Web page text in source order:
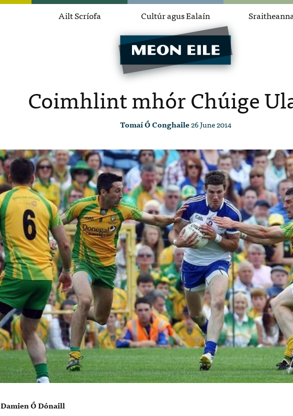
Ailt Scríofa Cultúr agus Ealaín
Coimhlint mhór Chúige
Tomaí Ó Conghaile26 June 2014
Damien Ó Dónaill